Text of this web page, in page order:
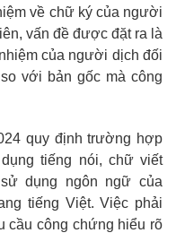
về chữ ký của người
vấn đề được đặt ra là
của người dịch đối
với bản gốc mà công
quy định trường hợp
tiếng nói, chữ viết
dụng ngôn ngữ của
tiếng Việt. Việc phải
cầu công chứng hiểu rõ